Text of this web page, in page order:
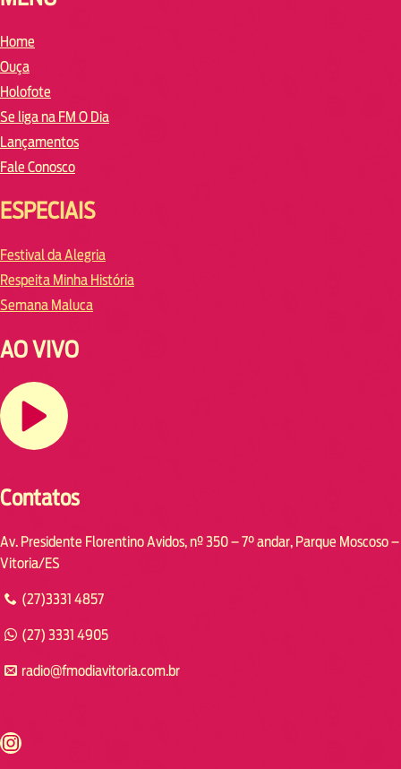
Home
Ouça
Holofote
Se liga na FM O Dia
Lançamentos
Fale Conosco
ESPECIAIS
Festival da Alegria
Respeita Minha História
Semana Maluca
AO VIVO
Contatos
Av. Presidente Florentino Avidos, nº 350 – 7° andar, Parque Moscoso –
Vitoria/ES
(27)3331 4857
(27) 3331 4905
radio@fmodiavitoria.com.br
https://www.instagram.com/fmodia.cabofrio/